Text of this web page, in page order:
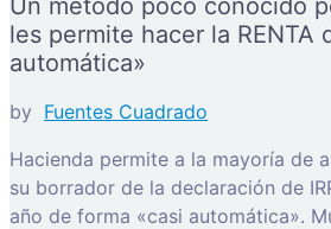
Un método poco conocido
les permite hacer la RENTA
automática»
by Fuentes Cuadrado
Hacienda permite a la mayoría de
su borrador de la declaración de
año de forma «casi automática».